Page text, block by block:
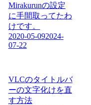
Mirakurunの設定
に手間取ってたわ
けです。
2020-05-092024-
07-22
VLCのタイトルバ
ーの文字化けを直
す方法